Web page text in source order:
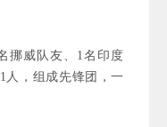
挪威队友、1名印度
人，组成先锋团，一